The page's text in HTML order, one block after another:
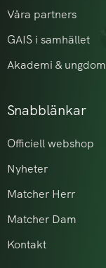
Våra partners
GAIS i samhället
Akademi & ungdom
Snabblänkar
Officiell webshop
Nyheter
Matcher Herr
Matcher Dam
Kontakt